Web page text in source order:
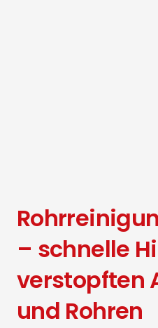
– schnelle
verstopften
und Rohren